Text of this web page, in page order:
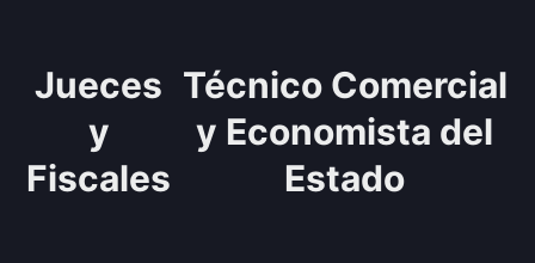
Jueces
y
Fiscales
Técnico Comercial
y Economista del
Estado